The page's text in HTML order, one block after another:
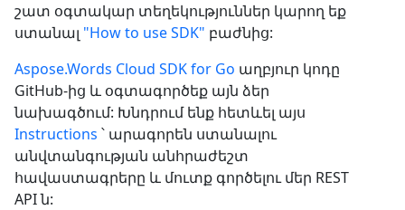
շատ օգտակար տեղեկություններ կարող եք
ստանալ "How to use SDK" բաժնից:
Aspose.Words Cloud SDK for Go աղբյուր կոդը
GitHub-ից և օգտագործեք այն ձեր
նախագծում: Խնդրում ենք հետևել այս
Instructions ՝ արագորեն ստանալու
անվտանգության անհրաժեշտ
հավաստագրերը և մուտք գործելու մեր REST
API ն: